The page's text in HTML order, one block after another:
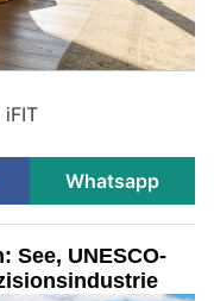
Whatsapp
See, UNESCO-